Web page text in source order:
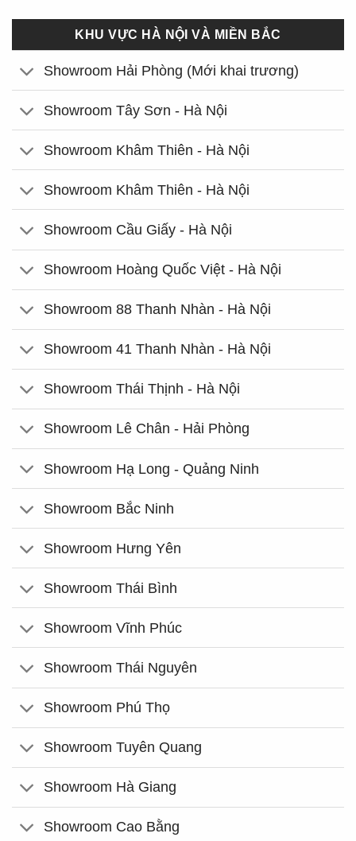
KHU VỰC HÀ NỘI VÀ MIỀN BẮC
Showroom Hải Phòng (Mới khai trương)
Showroom Tây Sơn - Hà Nội
Showroom Khâm Thiên - Hà Nội
Showroom Khâm Thiên - Hà Nội
Showroom Cầu Giấy - Hà Nội
Showroom Hoàng Quốc Việt - Hà Nội
Showroom 88 Thanh Nhàn - Hà Nội
Showroom 41 Thanh Nhàn - Hà Nội
Showroom Thái Thịnh - Hà Nội
Showroom Lê Chân - Hải Phòng
Showroom Hạ Long - Quảng Ninh
Showroom Bắc Ninh
Showroom Hưng Yên
Showroom Thái Bình
Showroom Vĩnh Phúc
Showroom Thái Nguyên
Showroom Phú Thọ
Showroom Tuyên Quang
Showroom Hà Giang
Showroom Cao Bằng